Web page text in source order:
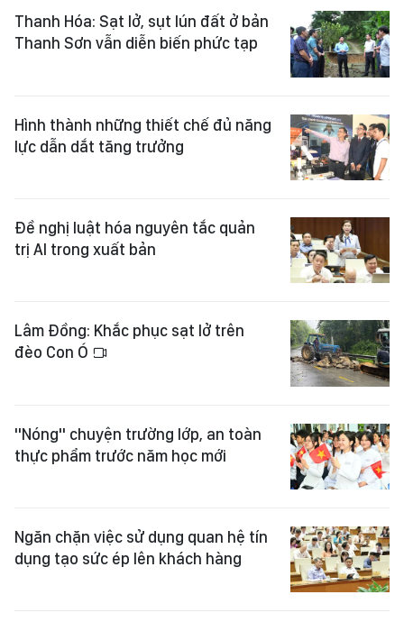
Thanh Hóa: Sạt lở, sụt lún đất ở bản
Thanh Sơn vẫn diễn biến phức tạp
Hình thành những thiết chế đủ năng
lực dẫn dắt tăng trưởng
Đề nghị luật hóa nguyên tắc quản
trị AI trong xuất bản
Lâm Đồng: Khắc phục sạt lở trên
đèo Con Ó
"Nóng" chuyện trường lớp, an toàn
thực phẩm trước năm học mới
Ngăn chặn việc sử dụng quan hệ tín
dụng tạo sức ép lên khách hàng